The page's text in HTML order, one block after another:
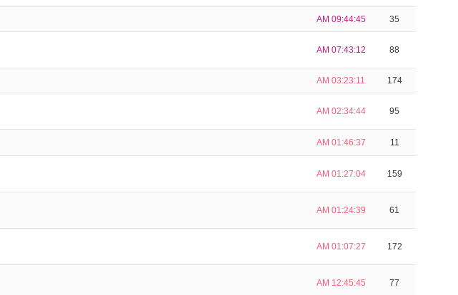
AM 09:44:45 35
AM 07:43:12 88
AM 03:23:11 174
AM 02:34:44 95
AM 01:46:37 11
AM 01:27:04 159
AM 01:24:39 61
AM 01:07:27 172
AM 12:45:45 77